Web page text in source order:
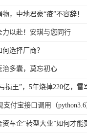
，中地君豪“疫”不容辞！
力以赴！安琪与您同行
选择厂商？
治多囊，莫忘初心
损王”，5年烧掉220亿，雷
支付宝接口调用（python3.6
车企“转型大业”如何才能